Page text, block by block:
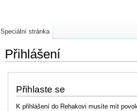
Přihlášení
Přihlaste se
K přihlášení do Rehakovi musíte mít
Speciální stránka